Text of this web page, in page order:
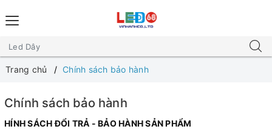
Trang chủ Chính sách bảo hành
Chính sách bảo hành
HÍNH SÁCH ĐỔI TRẢ - BẢO HÀNH SẢN PHẨM